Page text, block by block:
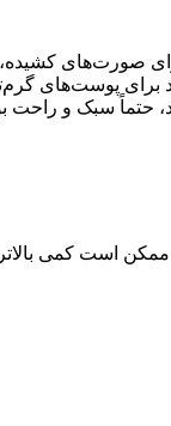
صورت‌های
برای پوست‌های
حتماً سبک و راحت
است کمی بالاتر